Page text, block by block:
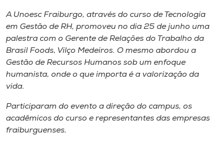
CPA
Biblioteca
Rádio
A Unoesc Fraiburgo, através do curso de Tecnologia
em Gestão de RH, promoveu no dia 25 de junho uma
palestra com o Gerente de Relações do Trabalho da
Brasil Foods, Vilço Medeiros. O mesmo abordou a
Gestão de Recursos Humanos sob um enfoque
humanista, onde o que importa é a valorização da
vida.
Participaram do evento a direção do campus, os
acadêmicos do curso e representantes das empresas
fraiburguenses.